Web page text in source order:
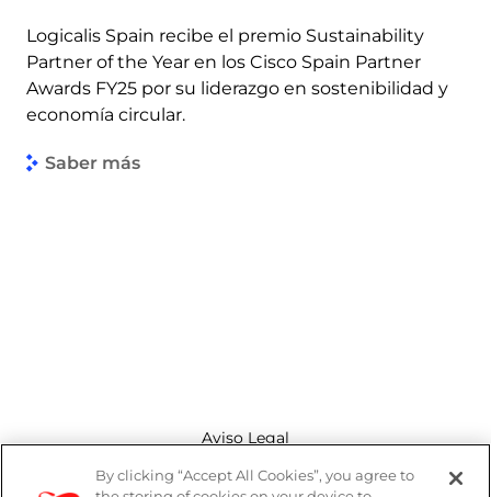
Logicalis Spain recibe el premio Sustainability
Partner of the Year en los Cisco Spain Partner
Awards FY25 por su liderazgo en sostenibilidad y
economía circular.
Saber más
Aviso Legal
Canal de denuncias
By clicking “Accept All Cookies”, you agree to